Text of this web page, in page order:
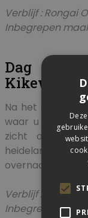
Verblijf : Rongai
Inbegrepen
Dag 3 :
Kikewela
Na het ontbijt
waar u geniet
zicht op de
Verblijf :
Inbegrepen